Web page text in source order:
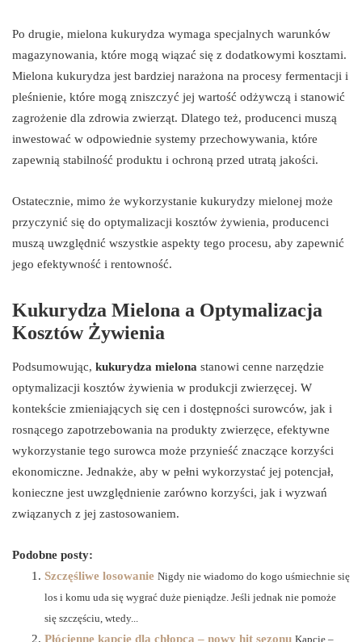
Po drugie, mielona kukurydza wymaga specjalnych warunków
magazynowania, które mogą wiązać się z dodatkowymi kosztami.
Mielona kukurydza jest bardziej narażona na procesy fermentacji i
pleśnienie, które mogą zniszczyć jej wartość odżywczą i stanowić
zagrożenie dla zdrowia zwierząt. Dlatego też, producenci muszą
inwestować w odpowiednie systemy przechowywania, które
zapewnią stabilność produktu i ochroną przed utratą jakości.
Ostatecznie, mimo że wykorzystanie kukurydzy mielonej może
przyczynić się do optymalizacji kosztów żywienia, producenci
muszą uwzględnić wszystkie aspekty tego procesu, aby zapewnić
jego efektywność i rentowność.
Kukurydza Mielona a Optymalizacja
Kosztów Żywienia
Podsumowując, kukurydza mielona stanowi cenne narzędzie
optymalizacji kosztów żywienia w produkcji zwierzęcej. W
kontekście zmieniających się cen i dostępności surowców, jak i
rosnącego zapotrzebowania na produkty zwierzęce, efektywne
wykorzystanie tego surowca może przynieść znaczące korzyści
ekonomiczne. Jednakże, aby w pełni wykorzystać jej potencjał,
konieczne jest uwzględnienie zarówno korzyści, jak i wyzwań
związanych z jej zastosowaniem.
Podobne posty:
Szczęśliwe losowanie Nigdy nie wiadomo do kogo uśmiechnie się
los i komu uda się wygrać duże pieniądze. Jeśli jednak nie pomoże
się szczęściu, wtedy...
Płócienne kapcie dla chłopca – nowy hit sezonu Kapcie –